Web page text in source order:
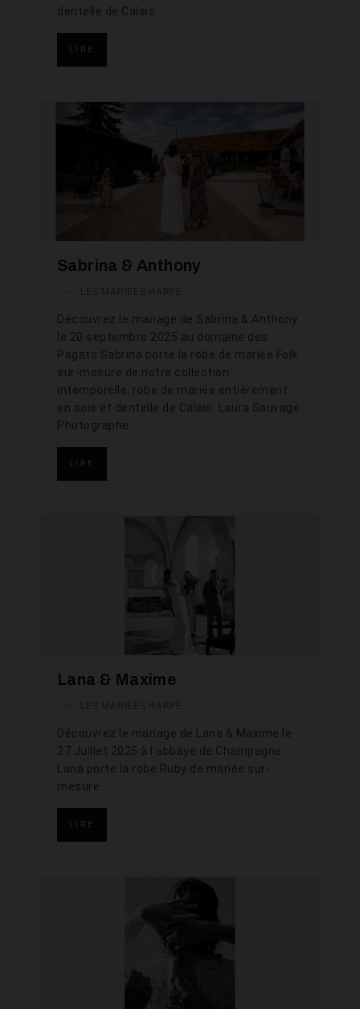
dentelle de Calais.
LIRE
Sabrina & Anthony
Découvrez le mariage de Sabrina & Anthony
le 20 septembre 2025 au domaine des
Pagats Sabrina porte la robe de mariée Folk
sur-mesure de notre collection
intemporelle, robe de mariée entièrement
en soie et dentelle de Calais. Laura Sauvage
Photographe
LIRE
Lana & Maxime
Découvrez le mariage de Lana & Maxime le
27 Juillet 2025 à l'abbaye de Champagne
Lana porte la robe Ruby de mariée sur-
mesure
LIRE